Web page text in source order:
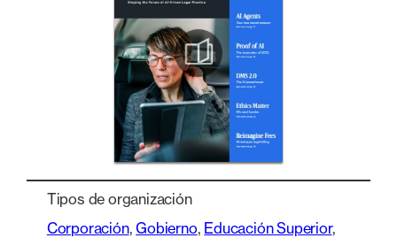
Tipos de organización
Corporación, Gobierno, Educación Superior